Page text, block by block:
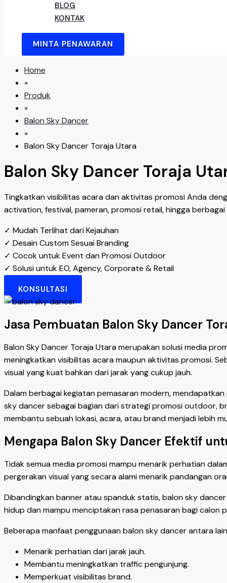
BLOG
KONTAK
MINTA PENAWARAN
Home
»
Produk
»
Balon Sky Dancer
»
Balon Sky Dancer Toraja Utara
Balon Sky Dancer Toraja
Tingkatkan visibilitas acara dan aktivitas promosi Anda
activation, festival, pameran, promosi retail, hingga
✓ Mudah Terlihat dari Kejauhan
✓ Desain Custom Sesuai Branding
✓ Cocok untuk Event dan Promosi Outdoor
✓ Solusi untuk EO, Agency, Corporate & Retail
KONSULTASI
Jasa Pembuatan Balon Sky Dancer
Balon Sky Dancer Toraja Utara merupakan solusi media
meningkatkan visibilitas acara maupun aktivitas promosi.
visual yang kuat bahkan dari jarak yang cukup jauh.
Dalam berbagai kegiatan pemasaran modern,
sky dancer sebagai bagian dari strategi promosi outdoor,
membantu sebuah lokasi, acara, atau brand menjadi lebih
Mengapa Balon Sky Dancer Efektif
Tidak semua media promosi mampu menarik perhatian
pergerakan visual yang secara alami menarik pandangan
Dibandingkan banner atau spanduk statis, balon sky
hidup dan mampu menciptakan rasa penasaran bagi calon
Beberapa manfaat penggunaan balon sky dancer antara
Menarik perhatian dari jarak jauh.
Membantu meningkatkan traffic pengunjung.
Memperkuat visibilitas brand.